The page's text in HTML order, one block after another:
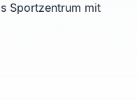
Sportzentrum mit